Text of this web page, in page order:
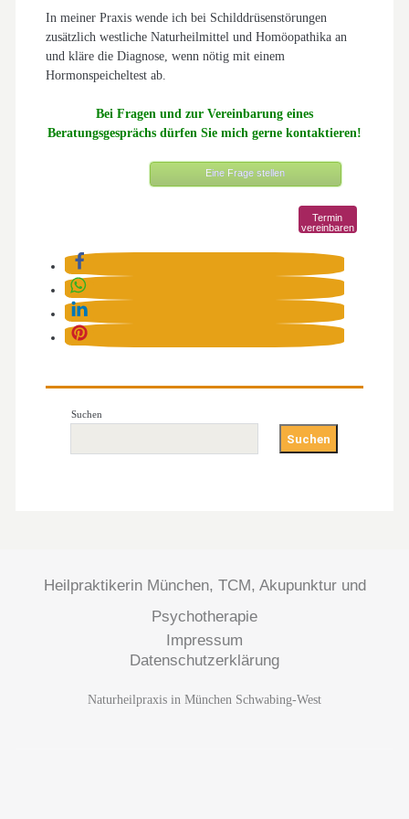
In meiner Praxis wende ich bei Schilddrüsenstörungen
zusätzlich westliche Naturheilmittel und Homöopathika an
und kläre die Diagnose, wenn nötig mit einem
Hormonspeicheltest ab.
Bei Fragen und zur Vereinbarung eines
Beratungsgesprächs dürfen Sie mich gerne kontaktieren!
Eine Frage stellen
Termin
vereinbaren
Suchen
Suchen
Heilpraktikerin München, TCM, Akupunktur und
Psychotherapie
Impressum
Datenschutzerklärung
Naturheilpraxis in München Schwabing-West